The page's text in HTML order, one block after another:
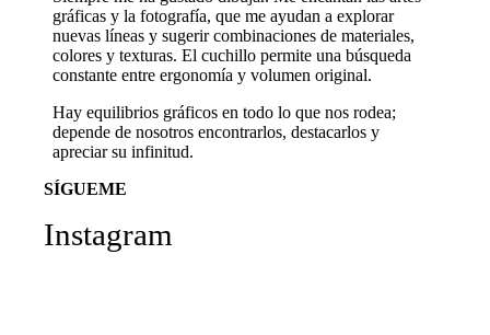
gráficas y la fotografía, que me ayudan a explorar
nuevas líneas y sugerir combinaciones de materiales,
colores y texturas. El cuchillo permite una búsqueda
constante entre ergonomía y volumen original.
Hay equilibrios gráficos en todo lo que nos rodea;
depende de nosotros encontrarlos, destacarlos y
apreciar su infinitud.
SÍGUEME
Instagram